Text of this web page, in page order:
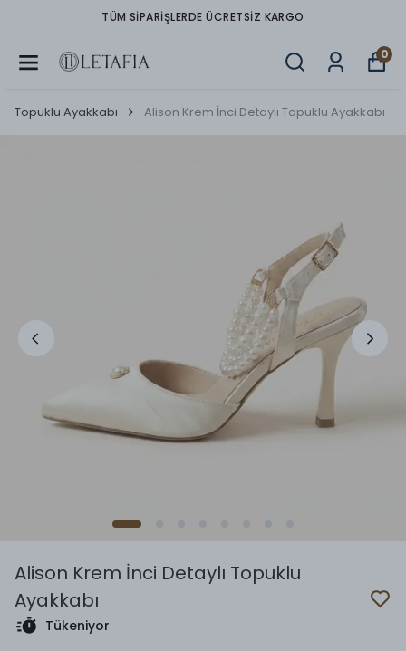
TÜM SIPARIŞLERDE ÜCRETSIZ KARGO
0
Topuklu Ayakkabı Alison Krem İnci Detaylı Topuklu Ayakkabı
Alison Krem İnci Detaylı Topuklu
Ayakkabı
Tükeniyor